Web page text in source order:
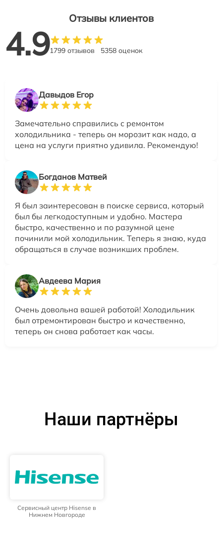
Отзывы клиентов
4.91799 отзывов 5358 оценок
Давыдов Егор
Замечательно справились с ремонтом
холодильника - теперь он морозит как надо, а
цена на услуги приятно удивила. Рекомендую!
Богданов Матвей
Я был заинтересован в поиске сервиса, который
был бы легкодоступным и удобно. Мастера
быстро, качественно и по разумной цене
починили мой холодильник. Теперь я знаю, куда
обращаться в случае возникших проблем.
Авдеева Мария
Очень довольна вашей работой! Холодильник
был отремонтирован быстро и качественно,
теперь он снова работает как часы.
Наши партнёры
Сервисный центр Hisense в
Нижнем Новгороде